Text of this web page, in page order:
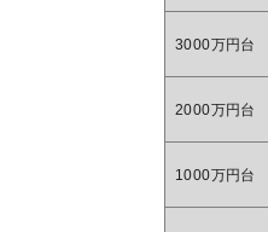
3000万円台
2000万円台
1000万円台